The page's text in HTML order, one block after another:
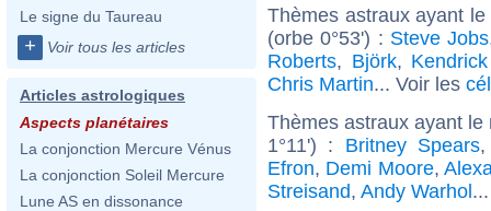
Le signe du Taureau
+ Voir tous les articles
Articles astrologiques
Aspects planétaires
La conjonction Mercure Vénus
La conjonction Soleil Mercure
Lune AS en dissonance
Thèmes astraux ayant
(orbe 0°53') : Steve Jobs
Roberts, Björk,
Chris Martin... Voir les
Thèmes astraux ayant
1°11') : Britney Spears
Efron, Demi Moore,
Streisand, Andy Warhol